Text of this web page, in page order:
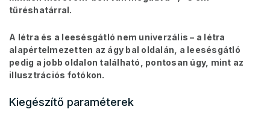
tűréshatárral.
A létra és a leesésgátló nem univerzális – a létra
alapértelmezetten az ágy bal oldalán, a leesésgátló
pedig a jobb oldalon található, pontosan úgy, mint az
illusztrációs fotókon.
Kiegészítő paraméterek